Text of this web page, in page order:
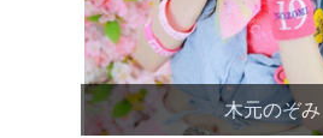
木元のぞみ